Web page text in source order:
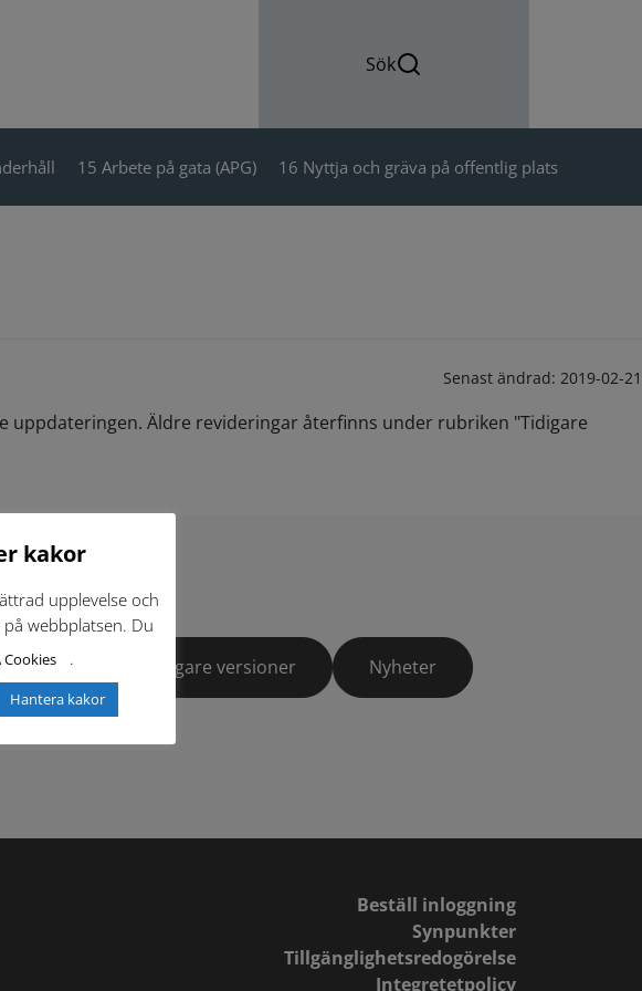
Sök
15 Arbete på gata (APG) 16 Nyttja och gräva på offentlig plats
Senast ändrad: 2019-02-21
uppdateringen. Äldre revideringar återfinns under rubriken "Tidigare
Tidigare versioner Nyheter
Beställ inloggning
Synpunkter
Tillgänglighetsredogörelse
Integretetpolicy
kakor
upplevelse och
webbplatsen. Du
Cookies .
Hantera kakor